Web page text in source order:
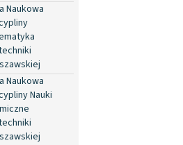
Naukowa
Naukowa
Nauki